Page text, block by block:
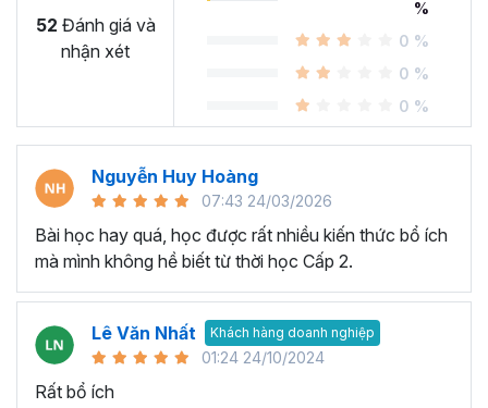
52 Đánh giá và
nhận xét
%
0 %
0 %
0 %
Nguyễn Huy Hoàng
07:43 24/03/2026
Bài học hay quá, học được rất nhiều kiến thức bổ ích
mà mình không hề biết từ thời học Cấp 2.
Lê Văn Nhất Khách hàng doanh nghiệp
01:24 24/10/2024
Rất bổ ích